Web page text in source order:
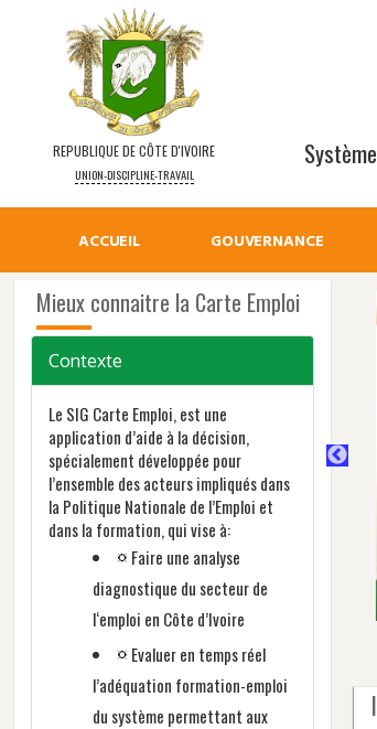
REPUBLIQUE DE CÔTE D'IVOIRE
UNION-DISCIPLINE-TRAVAIL
ACCUEIL GOUVERNANCE
Mieux connaitre la Carte Emploi
Contexte
Le SIG Carte Emploi, est une
application d’aide à la décision,
spécialement développée pour
l’ensemble des acteurs impliqués dans
la Politique Nationale de l’Emploi et
dans la formation, qui vise à:
Faire une analyse
diagnostique du secteur de
l‘emploi en Côte d’Ivoire
Evaluer en temps réel
l’adéquation formation-emploi
du système permettant aux